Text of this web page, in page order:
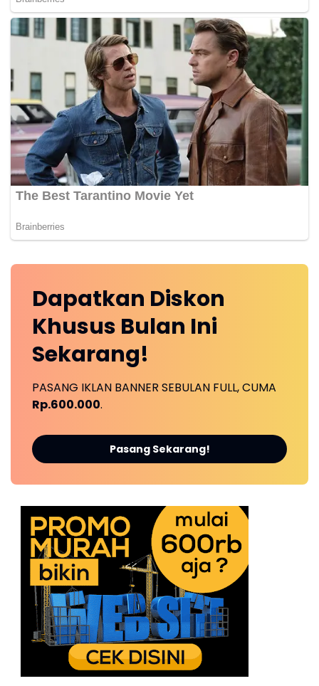
Dapatkan Diskon
Khusus Bulan Ini
Sekarang!
PASANG IKLAN BANNER SEBULAN FULL, CUMA
Rp.600.000.
Pasang Sekarang!